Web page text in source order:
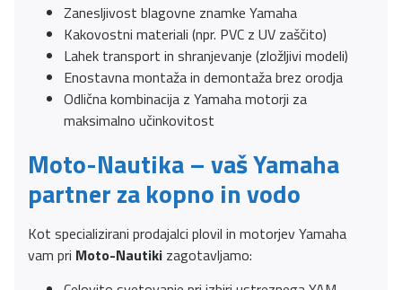
Zanesljivost blagovne znamke Yamaha
Kakovostni materiali (npr. PVC z UV zaščito)
Lahek transport in shranjevanje (zložljivi modeli)
Enostavna montaža in demontaža brez orodja
Odlična kombinacija z Yamaha motorji za
maksimalno učinkovitost
Moto-Nautika – vaš Yamaha
partner za kopno in vodo
Kot specializirani prodajalci plovil in motorjev Yamaha
vam pri Moto-Nautiki zagotavljamo: